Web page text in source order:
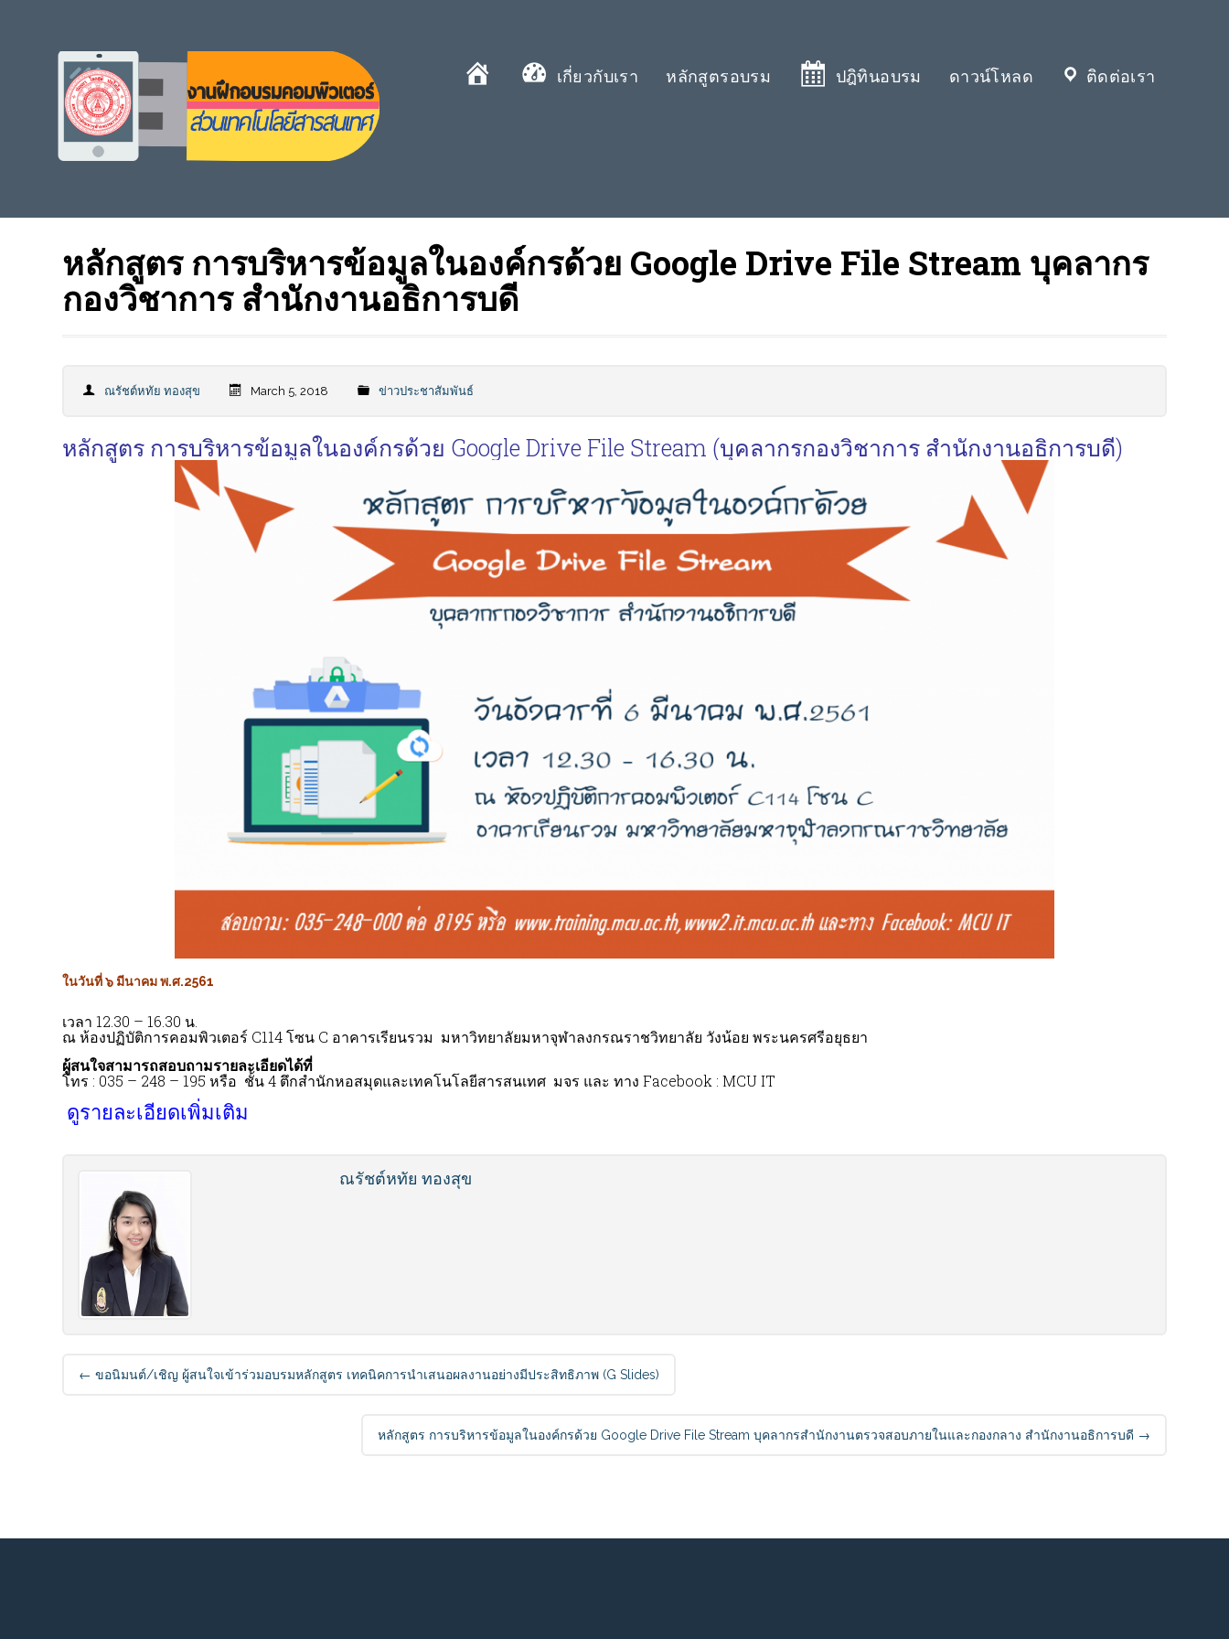
หน้าแรก เกี่ยวกับเรา หลักสูตรอบรม ปฎิทินอบรม ดาวน์โหลด ติดต่อเรา
หลักสูตร การบริหารข้อมูลในองค์กรด้วย Google Drive File Stream บุคลากร
กองวิชาการ สำนักงานอธิการบดี
ณรัชต์หทัย ทองสุข March 5, 2018 ข่าวประชาสัมพันธ์
หลักสูตร การบริหารข้อมูลในองค์กรด้วย Google Drive File Stream (บุคลากรกองวิชาการ สำนักงานอธิการบดี)
ในวันที่ ๖ มีนาคม พ.ศ.2561
เวลา 12.30 – 16.30 น.
ณ ห้องปฏิบัติการคอมพิวเตอร์ C114 โซน C อาคารเรียนรวม มหาวิทยาลัยมหาจุฬาลงกรณราชวิทยาลัย วังน้อย พระนครศรีอยุธยา
ผู้สนใจสามารถสอบถามรายละเอียดได้ที่
โทร : 035 – 248 – 195 หรือ ชั้น 4 ตึกสำนักหอสมุดและเทคโนโลยีสารสนเทศ มจร และ ทาง Facebook : MCU IT
ดูรายละเอียดเพิ่มเติม
ณรัชต์หทัย ทองสุข
Post navigation
← ขอนิมนต์/เชิญ ผู้สนใจเข้าร่วมอบรมหลักสูตร เทคนิคการนำเสนอผลงานอย่างมีประสิทธิภาพ (G Slides)
หลักสูตร การบริหารข้อมูลในองค์กรด้วย Google Drive File Stream บุคลากรสำนักงานตรวจสอบภายในและกองกลาง สำนักงานอธิการบดี →